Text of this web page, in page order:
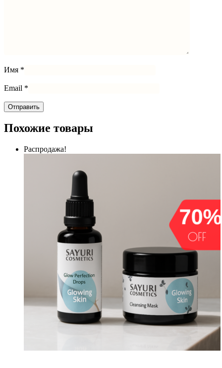
Имя *
Email *
Похожие товары
Распродажа!